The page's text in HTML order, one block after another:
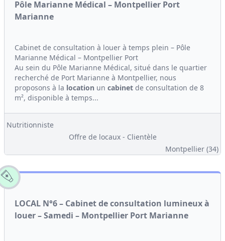
Pôle Marianne Médical – Montpellier Port
Marianne
Cabinet de consultation à louer à temps plein – Pôle
Marianne Médical – Montpellier Port
Au sein du Pôle Marianne Médical, situé dans le quartier
recherché de Port Marianne à Montpellier, nous
proposons à la location un cabinet de consultation de 8
m², disponible à temps...
Nutritionniste
Offre de locaux - Clientèle
Montpellier (34)
LOCAL N°6 – Cabinet de consultation lumineux à
louer – Samedi – Montpellier Port Marianne